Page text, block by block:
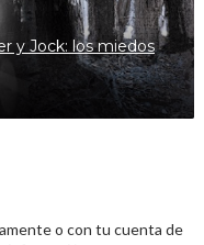
y Jock: los miedos
o con tu cuenta de